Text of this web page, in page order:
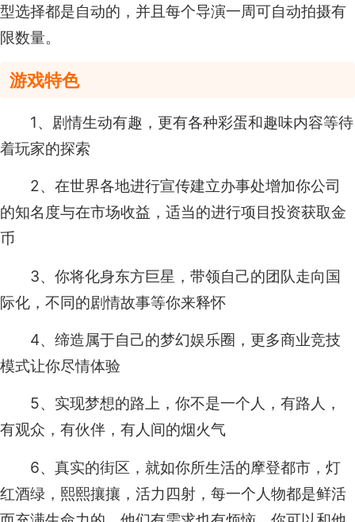
型选择都是自动的，并且每个导演一周可自动拍摄有
限数量。
游戏特色
1、剧情生动有趣，更有各种彩蛋和趣味内容等待
着玩家的探索
2、在世界各地进行宣传建立办事处增加你公司
的知名度与在市场收益，适当的进行项目投资获取金
币
3、你将化身东方巨星，带领自己的团队走向国
际化，不同的剧情故事等你来释怀
4、缔造属于自己的梦幻娱乐圈，更多商业竞技
模式让你尽情体验
5、实现梦想的路上，你不是一个人，有路人，
有观众，有伙伴，有人间的烟火气
6、真实的街区，就如你所生活的摩登都市，灯
红酒绿，熙熙攘攘，活力四射，每一个人物都是鲜活